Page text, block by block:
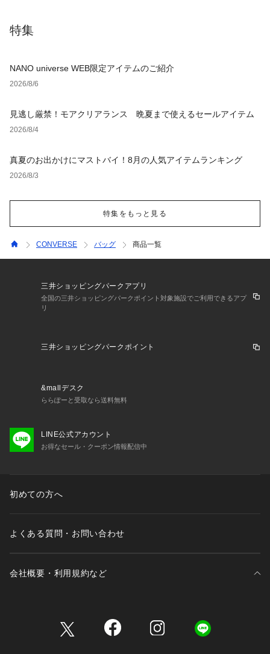
特集
NANO universe WEB限定アイテムのご紹介
2026/8/6
見逃し厳禁！モアクリアランス 晩夏まで使えるセールアイテム
2026/8/4
真夏のお出かけにマストバイ！8月の人気アイテムランキング
2026/8/3
特集をもっと見る
CONVERSE バッグ 商品一覧
三井ショッピングパークアプリ
全国の三井ショッピングパークポイント対象施設でご利用できるアプ
リ
三井ショッピングパークポイント
&mallデスク
ららぽーと受取なら送料無料
LINE公式アカウント
お得なセール・クーポン情報配信中
初めての方へ
よくある質問・お問い合わせ
会社概要・利用規約など